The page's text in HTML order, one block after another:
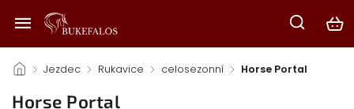
/ Jezdec / Rukavice / celosezonní / Horse Portal
Horse Portal